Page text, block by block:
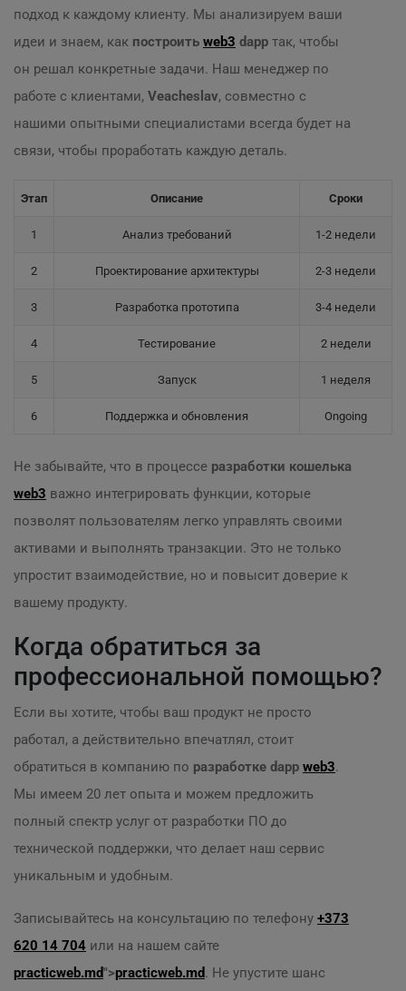
подход к каждому клиенту. Мы анализируем ваши
идеи и знаем, как построить web3 dapp так, чтобы
он решал конкретные задачи. Наш менеджер по
работе с клиентами, Veacheslav, совместно с
нашими опытными специалистами всегда будет на
связи, чтобы проработать каждую деталь.
Этап Описание Сроки
1 Анализ требований 1-2 недели
2 Проектирование архитектуры 2-3 недели
3 Разработка прототипа 3-4 недели
4 Тестирование 2 недели
5 Запуск 1 неделя
6 Поддержка и обновления Оngoing
Не забывайте, что в процессе разработки кошелька
web3 важно интегрировать функции, которые
позволят пользователям легко управлять своими
активами и выполнять транзакции. Это не только
упростит взаимодействие, но и повысит доверие к
вашему продукту.
Когда обратиться за
профессиональной помощью?
Если вы хотите, чтобы ваш продукт не просто
работал, а действительно впечатлял, стоит
обратиться в компанию по разработке dapp web3.
Мы имеем 20 лет опыта и можем предложить
полный спектр услуг от разработки ПО до
технической поддержки, что делает наш сервис
уникальным и удобным.
Записывайтесь на консультацию по телефону +373
620 14 704 или на нашем сайте
practicweb.md">practicweb.md. Не упустите шанс